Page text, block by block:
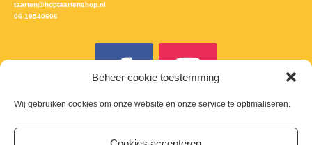
Beheer cookie toestemming
Wij gebruiken cookies om onze website en onze service te optimaliseren.
taarten@hoptaartenshop.nl
06-19540606
Meld je aan voor de nieuwsbrief